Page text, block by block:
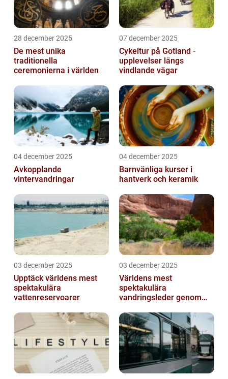
28 december 2025
De mest unika
traditionella
ceremonierna i världen
07 december 2025
Cykeltur på Gotland -
upplevelser längs
vindlande vägar
04 december 2025
Avkopplande
vintervandringar
04 december 2025
Barnvänliga kurser i
hantverk och keramik
03 december 2025
Upptäck världens mest
spektakulära
vattenreservoarer
03 december 2025
Världens mest
spektakulära
vandringsleder genom